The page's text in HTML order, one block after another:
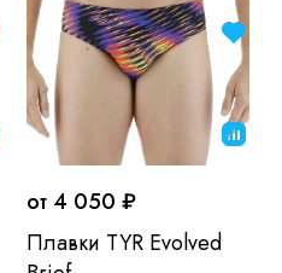
от 4 050 ₽
Плавки TYR Evolved